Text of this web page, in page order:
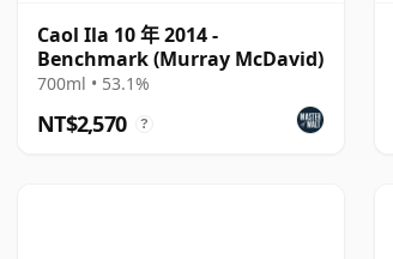
Caol Ila 10 年 2014 -
Benchmark (Murray McDavid)
700ml • 53.1%
NT$2,570 ?